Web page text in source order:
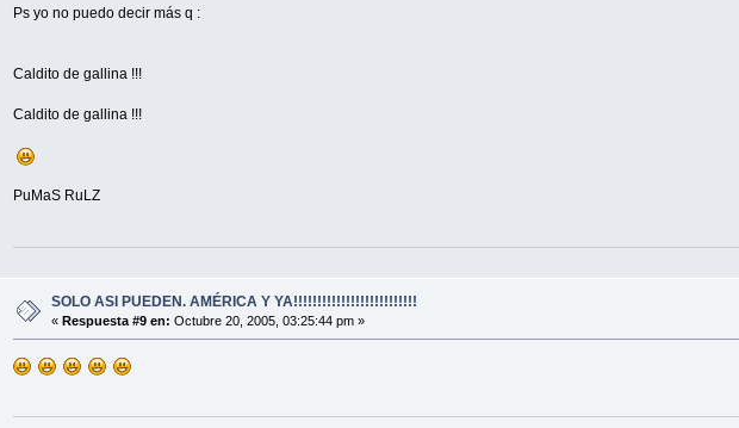
Ps yo no puedo decir más q :
Caldito de gallina !!!
Caldito de gallina !!!
PuMaS RuLZ
SOLO ASI PUEDEN. AMÉRICA Y YA!!!!!!!!!!!!!!!!!!!!!!!!!!
«Respuesta #9 en: Octubre 20, 2005, 03:25:44 pm »